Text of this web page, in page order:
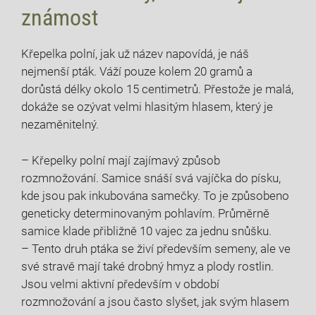
známost
Křepelka polní, jak už název napovídá, je náš
nejmenší pták. Váží pouze kolem 20 gramů a
dorůstá délky okolo 15 centimetrů. Přestože je malá,
dokáže se ozývat velmi hlasitým hlasem, který je
nezaměnitelný.
– Křepelky polní mají zajímavý způsob
rozmnožování. Samice snáší svá vajíčka do písku,
kde jsou pak inkubována samečky. To je způsobeno
geneticky determinovaným pohlavím. Průměrně
samice klade přibližně 10 vajec za jednu snůšku.
– Tento druh ptáka se živí především semeny, ale ve
své stravě mají také drobný hmyz a plody rostlin.
Jsou velmi aktivní především v období
rozmnožování a jsou často slyšet, jak svým hlasem